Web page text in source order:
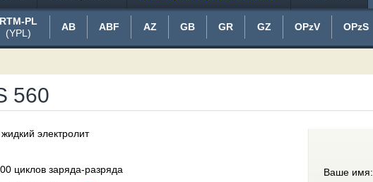
RTM-PL
(YPL)
AB ABF AZ GB GR GZ OPzV OPzS
560
жидкий электролит
циклов заряда-разряда Ваше имя: